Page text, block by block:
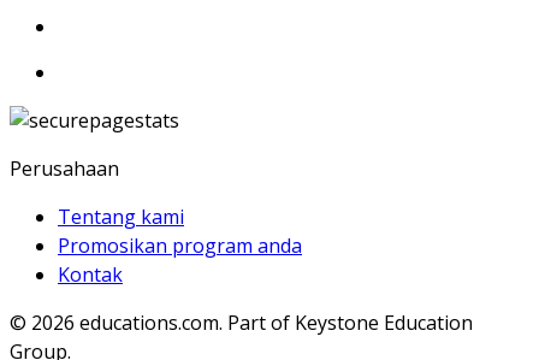
Perusahaan
Tentang kami
Promosikan program anda
Kontak
© 2026 educations.com. Part of Keystone Education
Group.